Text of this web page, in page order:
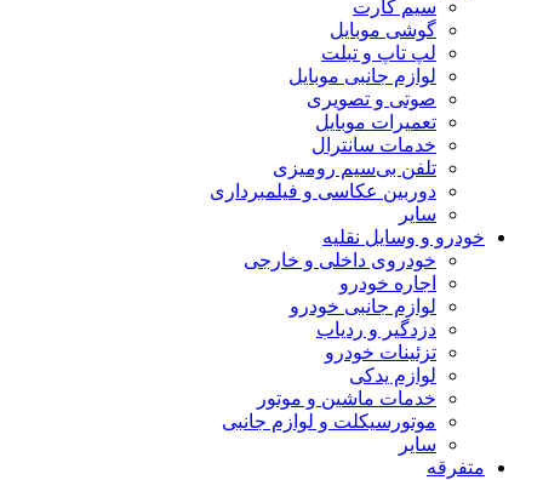
سیم کارت
گوشی موبایل
لپ تاپ و تبلت
لوازم جانبی موبایل
صوتی و تصویری
تعمیرات موبایل
خدمات سانترال
تلفن بی‌سیم رومیزی
دوربین عکاسی و فیلمبرداری
سایر
خودرو و وسایل نقلیه
خودروی داخلی و خارجی
اجاره خودرو
لوازم جانبی خودرو
دزدگیر و ردیاب
تزئینات خودرو
لوازم یدکی
خدمات ماشین و موتور
موتورسیکلت و لوازم جانبی
سایر
متفرقه